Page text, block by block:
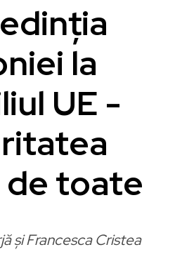
la
UE -
toate
și Francesca Cristea